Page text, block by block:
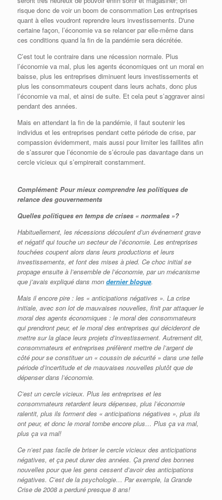
risque donc de voir un boom de consommation Les entreprises
quant à elles voudront reprendre leurs investissements. D'une
certaine façon, l’économie va se relancer par elle-même dans
ces conditions quand la fin de la pandémie sera décrétée.
C’est tout le contraire dans une récession normale. Plus
l’économie va mal, plus les agents économiques ont un moral en
baisse, plus les entreprises diminuent leurs investissements et
plus les consommateurs coupent dans leurs achats, donc plus
l’économie va mal, et ainsi de suite. Et cela peut s’aggraver ainsi
pendant des années.
Mais en attendant la fin de la pandémie, il faut soutenir les
individus et les entreprises pendant cette période de crise, par
compassion évidemment, mais aussi pour limiter les faillites afin
de s’assurer que l’économie de s’écroule pas davantage dans un
cercle vicieux qui s’empirerait constamment.
Complément: Pour mieux comprendre les politiques de
relance des gouvernements
Quelles politiques en temps de crises « normales »?
Habituellement, les récessions découlent d’un événement grave
et négatif qui touche un secteur de l’économie. Les entreprises
touchées coupent alors dans leurs productions et leurs
investissements, et font des mises à pied. Ce choc initial se
propage ensuite à l’ensemble de l’économie, par un mécanisme
que j’avais expliqué dans mon dernier blogue.
Mais il encore pire : les « anticipations négatives ». La crise
initiale, avec son lot de mauvaises nouvelles, finit par attaquer le
moral des agents économiques : le moral des consommateurs
qui prendront peur, et le moral des entreprises qui décideront de
mettre sur la glace leurs projets d’investissement. Autrement dit,
consommateurs et entreprises préfèrent mettre de l’argent de
côté pour se constituer un « coussin de sécurité » dans une telle
période d’incertitude et de mauvaises nouvelles plutôt que de
dépenser dans l’économie.
C’est un cercle vicieux. Plus les entreprises et les
consommateurs retardent leurs dépenses, plus l’économie
ralentit, plus ils forment des « anticipations négatives », plus ils
ont peur, et donc le moral tombe encore plus… Plus ça va mal,
plus ça va mal!
Ce n’est pas facile de briser le cercle vicieux des anticipations
négatives, et ça peut durer des années. Ça prend des bonnes
nouvelles pour que les gens cessent d’avoir des anticipations
négatives. C’est de la psychologie… Par exemple, la Grande
Crise de 2008 a perduré presque 8 ans!